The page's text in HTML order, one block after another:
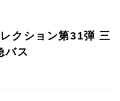
クション第31弾 三
バス